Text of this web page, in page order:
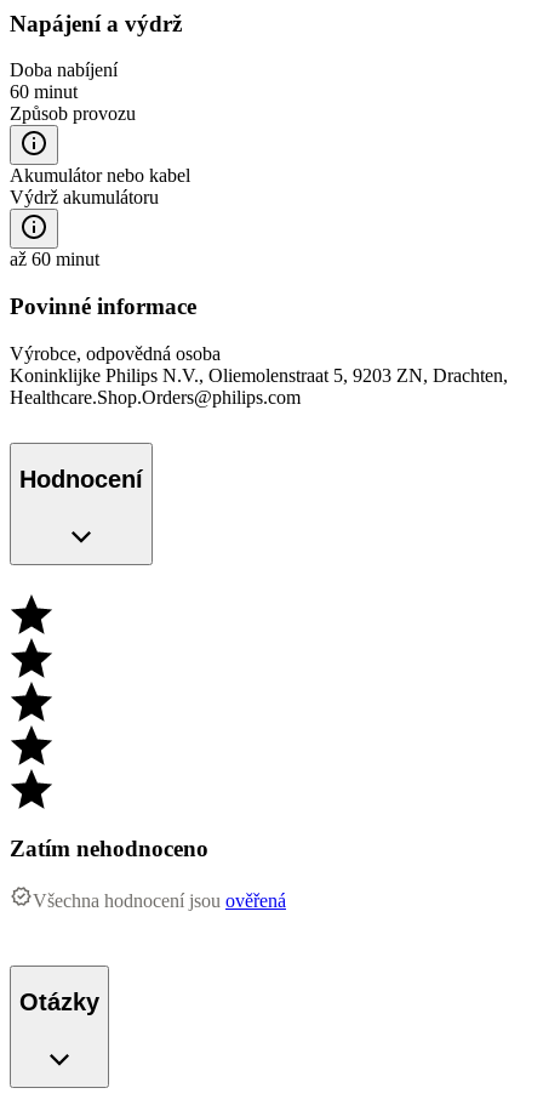
Napájení a výdrž
Doba nabíjení
60 minut
Způsob provozu
Akumulátor nebo kabel
Výdrž akumulátoru
až 60 minut
Povinné informace
Výrobce, odpovědná osoba
Koninklijke Philips N.V., Oliemolenstraat 5, 9203 ZN, Drachten,
Healthcare.Shop.Orders@philips.com
Hodnocení
Zatím nehodnoceno
Všechna hodnocení jsou ověřená
Otázky